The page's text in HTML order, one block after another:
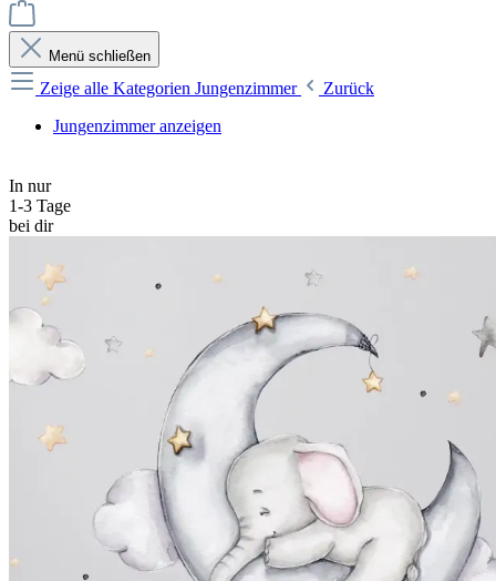
Menü schließen
Zeige alle Kategorien Jungenzimmer
Zurück
Jungenzimmer anzeigen
In nur
1-3 Tage
bei dir